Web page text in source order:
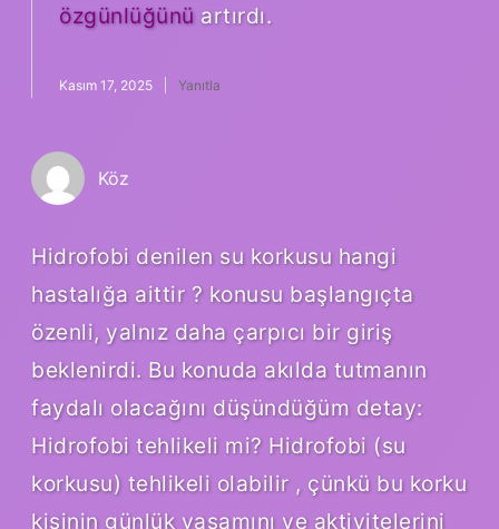
özgünlüğünü artırdı.
Kasım 17, 2025 Yanıtla
Köz
Hidrofobi denilen su korkusu hangi
hastalığa aittir ? konusu başlangıçta
özenli, yalnız daha çarpıcı bir giriş
beklenirdi. Bu konuda akılda tutmanın
faydalı olacağını düşündüğüm detay:
Hidrofobi tehlikeli mi? Hidrofobi (su
korkusu) tehlikeli olabilir , çünkü bu korku
kişinin günlük yaşamını ve aktivitelerini